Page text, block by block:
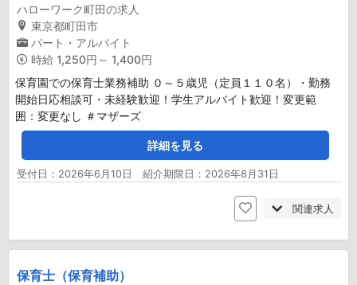
ハローワーク町田の求人
東京都町田市
パート・アルバイト
時給 1,250円～ 1,400円
保育園での保育士業務補助 ０～５歳児（定員１１０名）・勤務
開始日応相談可・未経験歓迎！学生アルバイト歓迎！変更範
囲：変更なし ＃マザーズ
詳細を見る
受付日：2026年6月10日 紹介期限日：2026年8月31日
関連求人
保育士（保育補助）